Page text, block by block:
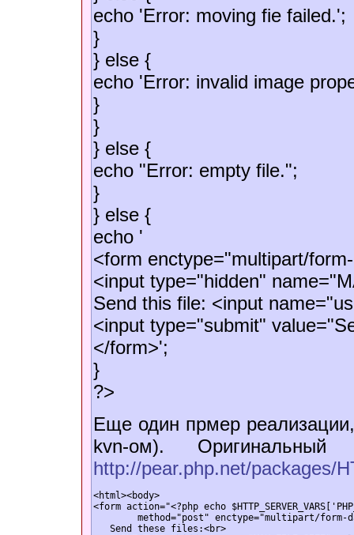
echo 'Error: moving fie failed.';
}
} else {
echo 'Error: invalid image
}
}
} else {
echo "Error: empty file.";
}
} else {
echo '
<form enctype="multipart/
<input type="hidden"
Send this file: <input
<input type="submit"
</form>';
}
?>
Еще один прмер
kvn-ом).
http://pear.php.net/packages/
<html><body>
<form action="<?php echo
   Send these files:<br>